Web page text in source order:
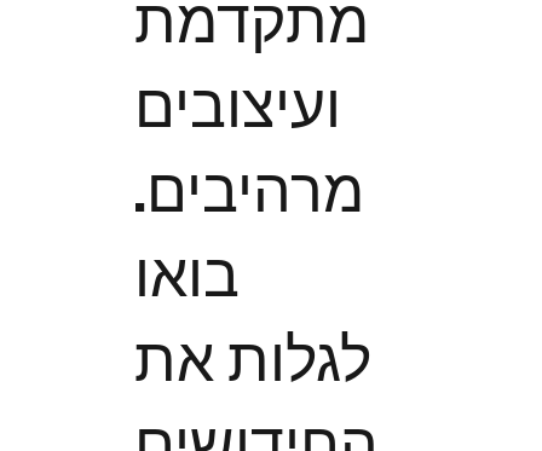
מתקדמת
ועיצובים
מרהיבים.
בואו
לגלות את